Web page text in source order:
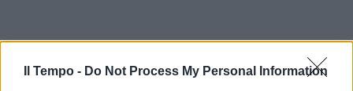
Il Tempo - Do Not Process My Personal Information